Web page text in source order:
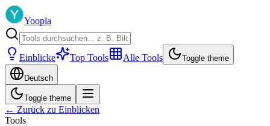
Yoopla
Einblicke Top Tools Alle Tools Toggle theme
Deutsch
Toggle theme
← Zurück zu Einblicken
Tools